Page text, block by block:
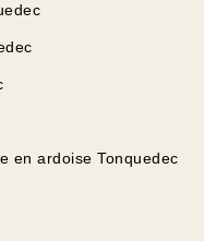
en ardoise Tonquedec